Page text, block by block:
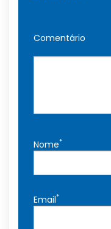
Comentário
Nome*
Email*